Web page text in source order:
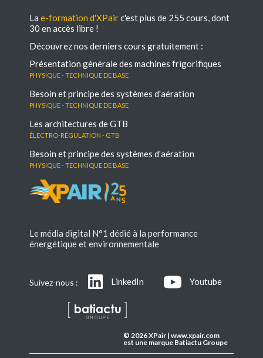
La e-formation d'XPairc'est plus de 255 cours, dont
30 en accès libre !
Découvrez nos derniers cours gratuitement :
Présentation générale des machines frigorifiques
Physique - Technique de base
Besoin et principe des systèmes d'aération
Physique - Technique de base
Les architectures de GTB
électro-régulation - GTB
Besoin et principe des systèmes d'aération
Physique - Technique de base
Le média digital N°1 dédié à la performance
énergétique et environnementale
Suivez-nous : LinkedIn Youtube
© 2026 XPair | www.xpair.com
est une marque Batiactu Groupe